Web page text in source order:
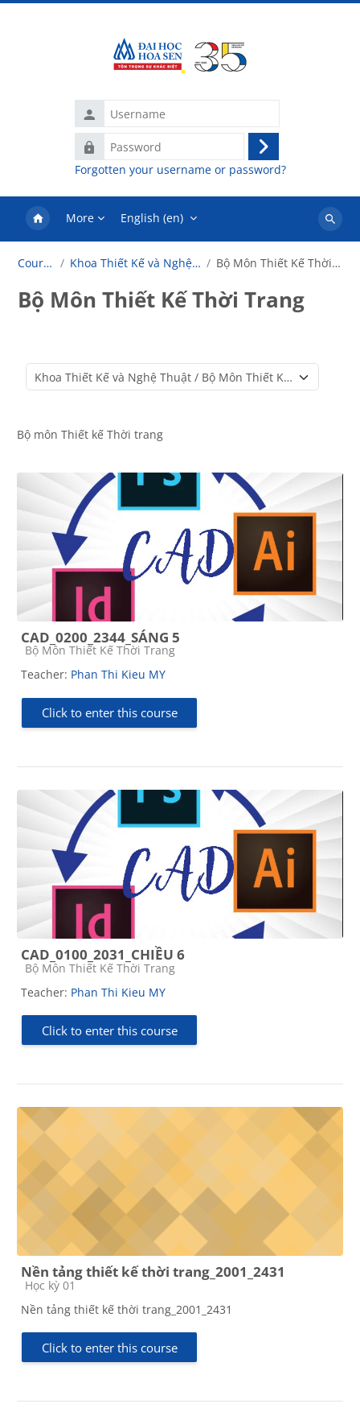
Username
Password
Log
in
Forgotten your username or password?
More English ‎(en)‎
Search
Courses Khoa Thiết Kế và Nghệ Thuật Bộ Môn Thiết Kế Thời Trang
Bộ Môn Thiết Kế Thời Trang
Course categories
Bộ môn Thiết kế Thời trang
CAD_0200_2344_SÁNG 5
Course category
Bộ Môn Thiết Kế Thời Trang
Teacher: Phan Thi Kieu MY
Click to enter this course
CAD_0100_2031_CHIỀU 6
Course category
Bộ Môn Thiết Kế Thời Trang
Teacher: Phan Thi Kieu MY
Click to enter this course
Nền tảng thiết kế thời trang_2001_2431
Course category
Học kỳ 01
Nền tảng thiết kế thời trang_2001_2431
Click to enter this course